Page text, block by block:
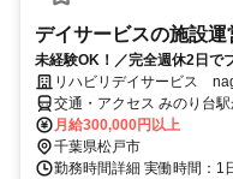
デイサービスの施設運
未経験OK！／完全週休2日で
リハビリデイサービス
交通・アクセス みのり台
月給300,000円以上
千葉県松戸市
勤務時間詳細 実働時間：1